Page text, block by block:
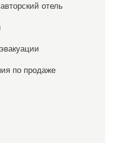
отель
по продаже